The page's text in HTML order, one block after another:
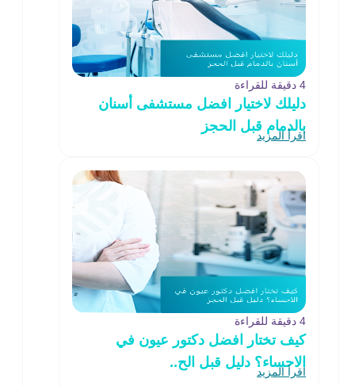
4 دقيقة للقراءة
دليلك لاختيار افضل مستشفى أسنان
بالدمام قبل الحجز
اقرأ المزيد
4 دقيقة للقراءة
كيف تختار افضل دكتور عيون في
الاحساء؟ دليل قبل الح..
اقرأ المزيد